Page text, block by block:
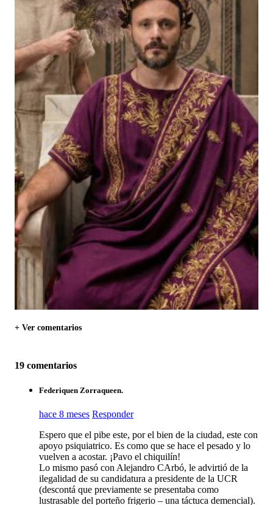
+ Ver comentarios
19 comentarios
Federiquen Zorraqueen.
hace 8 meses Responder
Espero que el pibe este, por el bien de la ciudad, este con
apoyo psiquiatrico. Es como que se hace el pesado y lo
vuelven a acostar. ¡Pavo el chiquilín!
Lo mismo pasó con Alejandro CArbó, le advirtió de la
ilegalidad de su candidatura a presidente de la UCR
(descontá que previamente se presentaba como
lustrasable del porteño frigerio – una táctuca demencial).